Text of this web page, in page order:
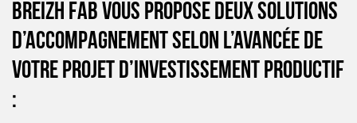
Breizh Fab vous propose deux solutions
d’accompagnement selon l’avancée de
votre projet d’investissement productif
: